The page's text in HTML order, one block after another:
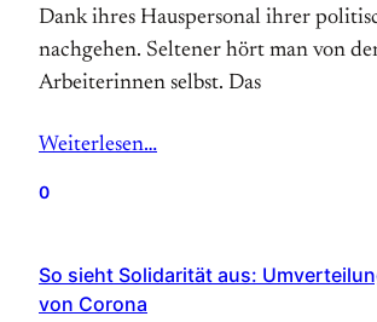
Dank ihres Hauspersonal ihrer
nachgehen. Seltener hört man von
Arbeiterinnen selbst. Das
Weiterlesen…
0
So sieht Solidarität aus:
von Corona